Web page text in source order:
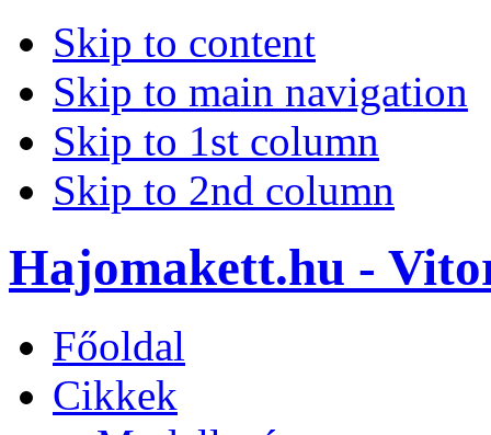
Skip to content
Skip to main navigation
Skip to 1st column
Skip to 2nd column
Hajomakett.hu -
Főoldal
Cikkek